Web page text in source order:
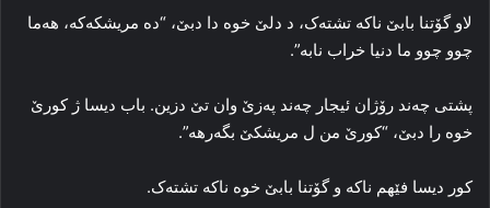
لاو گۆتنا بابێ ناکه‌ تشته‌ک، د دلێ خوه‌ دا دبێ، “ده‌ مریشکه‌که‌، هه‌ما
چوو چوو ما دنیا خراب نابه‌”.
پشتی چه‌ند رۆژان ئیجار چه‌ند په‌زێ وان تێ دزین. باب دیسا ژ کورێ
خوه‌ را دبێ، “کورێ من ل مریشکێ بگەرهە”.
کور دیسا فێهم ناکه‌ و گۆتنا بابێ خوه‌ ناکه‌ تشته‌ک.